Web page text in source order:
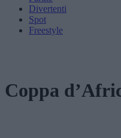
Divertenti
Spot
Freestyle
Coppa